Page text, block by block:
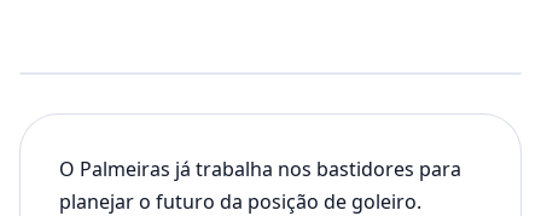
O Palmeiras já trabalha nos bastidores para
planejar o futuro da posição de goleiro.